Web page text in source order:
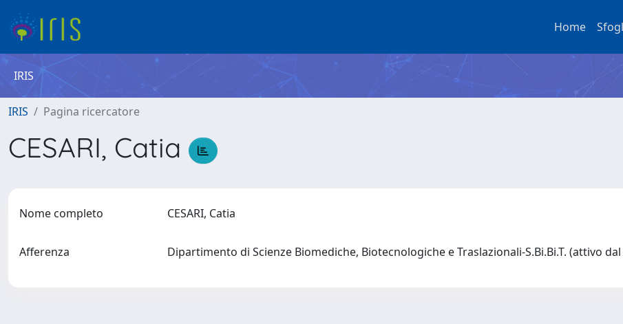
Home
IRIS
IRIS Pagina ricercatore
CESARI, Catia
Nome completo CESARI, Catia
Afferenza Dipartimento di Scienze Biomediche, Biotecnologiche e Traslazionali-S.Bi.Bi.T. (attivo